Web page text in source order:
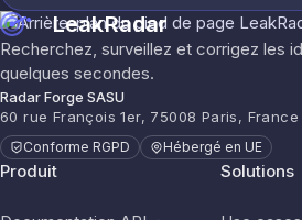
LeakRadar
Recherchez, surveillez et corrigez les
quelques secondes.
Radar Forge SASU
60 rue François 1er, 75008 Paris, France
Conforme RGPD Hébergé en UE
Produit Solutions